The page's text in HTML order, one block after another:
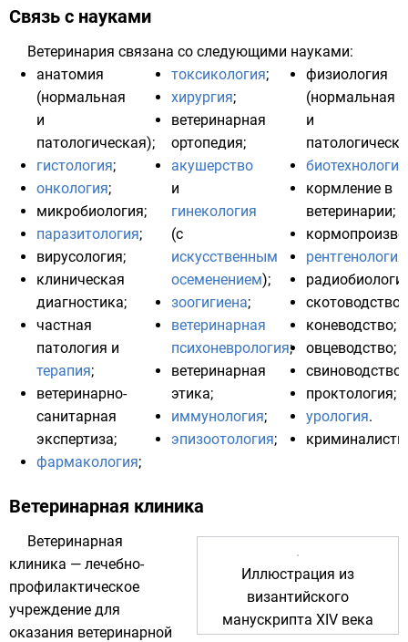
Связь с науками
Ветеринария связана со следующими науками:
анатомия
(нормальная
и
патологическая);
гистология;
онкология;
микробиология;
паразитология;
вирусология;
клиническая
диагностика;
частная
патология и
терапия;
ветеринарно-
санитарная
экспертиза;
фармакология;
токсикология;
хирургия;
ветеринарная
ортопедия;
акушерство
и
гинекология
(с
искусственным
осеменением);
зоогигиена;
ветеринарная
психоневрология;
ветеринарная
этика;
иммунология;
эпизоотология;
физиология
(нормальная
и
биотехнология
кормление в
ветеринарии;
рентгенология
скотоводство
коневодство;
овцеводство;
свиноводство
проктология;
урология.
Ветеринарная клиника
Иллюстрация из
византийского
манускрипта XIV века
Ветеринарная
клиника — лечебно-
профилактическое
учреждение для
оказания ветеринарной